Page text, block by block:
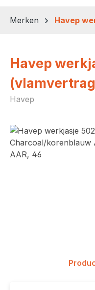
Merken Havep
Havep
Havep
Afbeeldingengalerij